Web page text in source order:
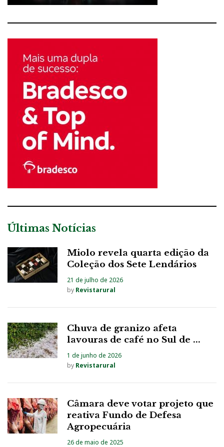
Últimas Notícias
Miolo revela quarta edição da
Coleção dos Sete Lendários
21 de julho de 2026
by Revistarural
Chuva de granizo afeta
lavouras de café no Sul de ...
1 de junho de 2026
by Revistarural
Câmara deve votar projeto que
reativa Fundo de Defesa
Agropecuária
26 de maio de 2025